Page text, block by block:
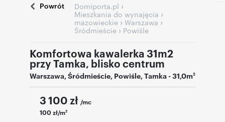
Powrót Domiporta.pl ›
Mieszkania do wynajęcia ›
mazowieckie › Warszawa ›
Śródmieście › Powiśle
Komfortowa kawalerka 31m2
przy Tamka, blisko centrum
Warszawa,Śródmieście, Powiśle,Tamka- 31,0m2
3 100 zł /mc
100 zł/m2